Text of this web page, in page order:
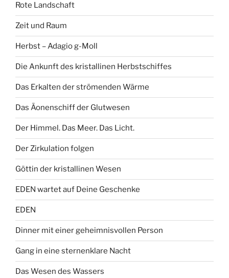
Rote Landschaft
Zeit und Raum
Herbst – Adagio g-Moll
Die Ankunft des kristallinen Herbstschiffes
Das Erkalten der strömenden Wärme
Das Äonenschiff der Glutwesen
Der Himmel. Das Meer. Das Licht.
Der Zirkulation folgen
Göttin der kristallinen Wesen
EDEN wartet auf Deine Geschenke
EDEN
Dinner mit einer geheimnisvollen Person
Gang in eine sternenklare Nacht
Das Wesen des Wassers